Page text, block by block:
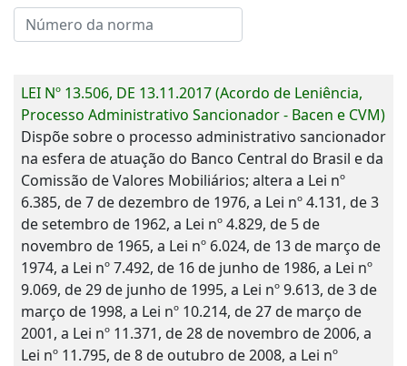
LEI Nº 13.506, DE 13.11.2017 (Acordo de Leniência,
Processo Administrativo Sancionador - Bacen e CVM)
Dispõe sobre o processo administrativo sancionador
na esfera de atuação do Banco Central do Brasil e da
Comissão de Valores Mobiliários; altera a Lei nº
6.385, de 7 de dezembro de 1976, a Lei nº 4.131, de 3
de setembro de 1962, a Lei nº 4.829, de 5 de
novembro de 1965, a Lei nº 6.024, de 13 de março de
1974, a Lei nº 7.492, de 16 de junho de 1986, a Lei nº
9.069, de 29 de junho de 1995, a Lei nº 9.613, de 3 de
março de 1998, a Lei nº 10.214, de 27 de março de
2001, a Lei nº 11.371, de 28 de novembro de 2006, a
Lei nº 11.795, de 8 de outubro de 2008, a Lei nº